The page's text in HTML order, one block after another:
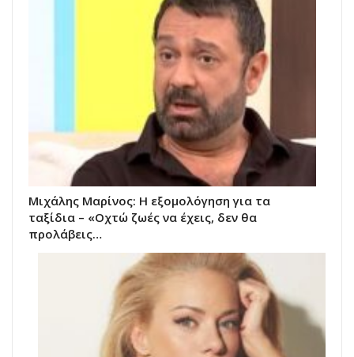
Μιχάλης Μαρίνος: Η εξομολόγηση για τα
ταξίδια – «Οχτώ ζωές να έχεις, δεν θα
προλάβεις…